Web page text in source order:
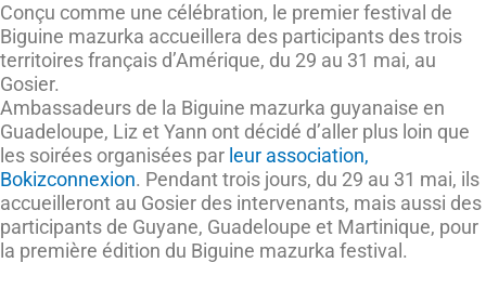
Conçu comme une célébration, le premier festival de
Biguine mazurka accueillera des participants des trois
territoires français d’Amérique, du 29 au 31 mai, au
Gosier.
Ambassadeurs de la Biguine mazurka guyanaise en
Guadeloupe, Liz et Yann ont décidé d’aller plus loin que
les soirées organisées par leur association,
Bokizconnexion. Pendant trois jours, du 29 au 31 mai, ils
accueilleront au Gosier des intervenants, mais aussi des
participants de Guyane, Guadeloupe et Martinique, pour
la première édition du Biguine mazurka festival.